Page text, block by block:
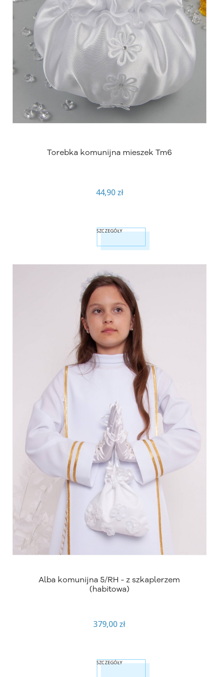
Torebka komunijna mieszek Tm6
44,90 zł
SZCZEGÓŁY
Alba komunijna 5/RH - z szkaplerzem
(habitowa)
379,00 zł
SZCZEGÓŁY